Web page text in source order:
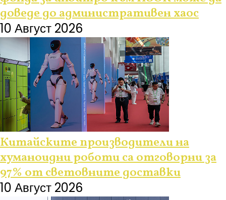
доведе до административен хаос
10 Август 2026
Китайските производители на
хуманоидни роботи са отговорни за
97% от световните доставки
10 Август 2026